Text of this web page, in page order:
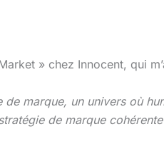
» chez Innocent, qui
de marque, un univers où
de marque